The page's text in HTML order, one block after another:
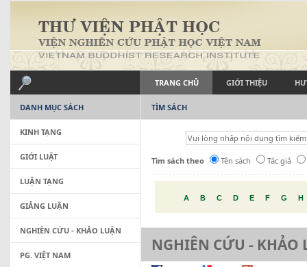
TRANG CHỦ GIỚI THIỆU
TÌM SÁCH
Tìm sách theo Tên sách Tác giả
A B C D E F G H
NGHIÊN CỨU - KHẢO
DANH MỤC SÁCH
KINH TẠNG
GIỚI LUẬT
LUẬN TẠNG
GIẢNG LUẬN
NGHIÊN CỨU - KHẢO LUẬN
PG. VIỆT NAM